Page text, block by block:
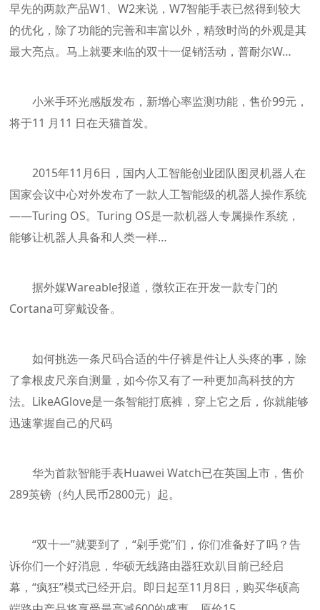
早先的两款产品W1、W2来说，W7智能手表已然得到较大
的优化，除了功能的完善和丰富以外，精致时尚的外观是其
最大亮点。马上就要来临的双十一促销活动，普耐尔W…
小米手环光感版发布，新增心率监测功能，售价99元，
将于11 月11 日在天猫首发。
2015年11月6日，国内人工智能创业团队图灵机器人在
国家会议中心对外发布了一款人工智能级的机器人操作系统
——Turing OS。Turing OS是一款机器人专属操作系统，
能够让机器人具备和人类一样…
据外媒Wareable报道，微软正在开发一款专门的
Cortana可穿戴设备。
如何挑选一条尺码合适的牛仔裤是件让人头疼的事，除
了拿根皮尺亲自测量，如今你又有了一种更加高科技的方
法。LikeAGlove是一条智能打底裤，穿上它之后，你就能够
迅速掌握自己的尺码
华为首款智能手表Huawei Watch已在英国上市，售价
289英镑（约人民币2800元）起。
“双十一”就要到了，“剁手党”们，你们准备好了吗？告
诉你们一个好消息，华硕无线路由器狂欢趴目前已经启
幕，“疯狂”模式已经开启。即日起至11月8日，购买华硕高